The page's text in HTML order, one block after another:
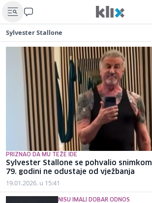
Sylvester Stallone
PRIZNAO DA MU TEŽE IDE
Sylvester Stallone se pohvalio
79. godini ne odustaje od vježbanja
19.01.2026. u 15:41
NISU IMALI DOBAR ODNOS